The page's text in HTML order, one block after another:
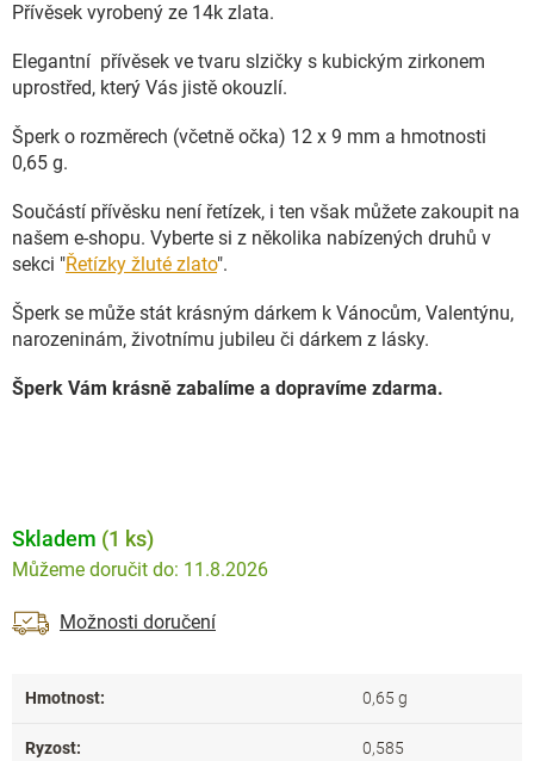
Přívěsek vyrobený ze 14k zlata.
Elegantní přívěsek ve tvaru slzičky s kubickým zirkonem
uprostřed, který Vás jistě okouzlí.
Šperk o rozměrech (včetně očka) 12 x 9 mm a hmotnosti
0,65 g.
Součástí přívěsku není řetízek, i ten však můžete zakoupit na
našem e-shopu. Vyberte si z několika nabízených druhů v
sekci "Řetízky žluté zlato".
Šperk se může stát krásným dárkem k Vánocům, Valentýnu,
narozeninám, životnímu jubileu či dárkem z lásky.
Šperk Vám krásně zabalíme a dopravíme zdarma.
Skladem (1 ks)
11.8.2026
Možnosti doručení
Hmotnost: 0,65 g
Ryzost: 0,585